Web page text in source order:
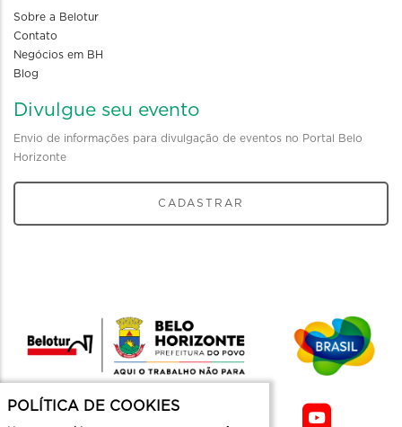
Sobre a Belotur
Contato
Negócios em BH
Blog
Divulgue seu evento
Envio de informações para divulgação de eventos no Portal Belo
Horizonte
CADASTRAR
POLÍTICA DE COOKIES